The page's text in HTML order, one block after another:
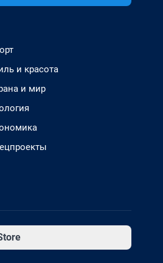
и красота
и мир